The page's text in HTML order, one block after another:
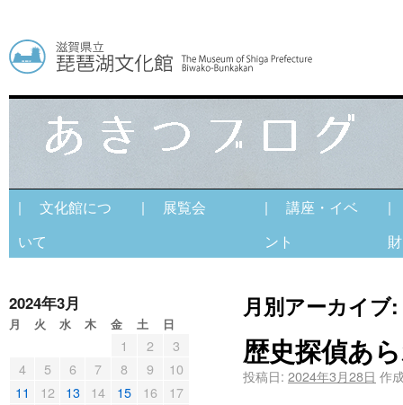
| 文化館につ
いて
| 展覧会
| 講座・イベ
ント
|
財
月別アーカイブ:
歴史探偵あ
投稿日: 2024年3月28日 作
2024年3月
月 火 水 木 金 土 日
1 2
3
4
5 6 7 8 9
10
11
12 13 14 15 16
17